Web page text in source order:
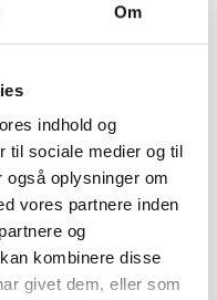
Om
indhold og
til sociale medier og til
oplysninger om
vores partnere inden
og
kombinere disse
givet dem, eller som
10 ATM